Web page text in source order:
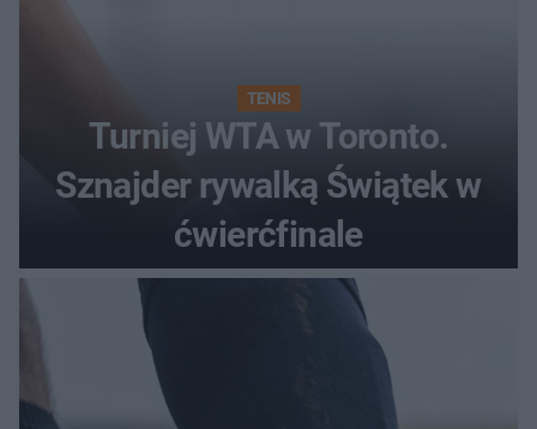
TENIS
Turniej WTA w Toronto.
Sznajder rywalką Świątek w
ćwierćfinale